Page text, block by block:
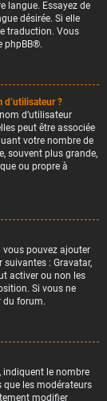
langue. Essayez de
désirée. Si elle
traduction. Vous
phpBB®.
d’utilisateur ?
d’utilisateur
peut être associée
votre nombre de
souvent plus grande,
ou propre à
vous pouvez ajouter
suivantes : Gravatar,
activer ou non les
Si vous ne
du forum.
indiquent le nombre
les modérateurs
modifier